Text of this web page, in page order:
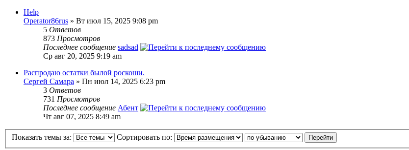
Help
Operator86rus » Вт июл 15, 2025 9:08 pm
5 Ответов
873 Просмотров
Последнее сообщение sadsad
Ср авг 20, 2025 9:19 am
Распродаю остатки былой роскоши.
Сергей Самара » Пн июл 14, 2025 6:23 pm
3 Ответов
731 Просмотров
Последнее сообщение Абент
Чт авг 07, 2025 8:49 am
Показать темы за: Сортировать по: